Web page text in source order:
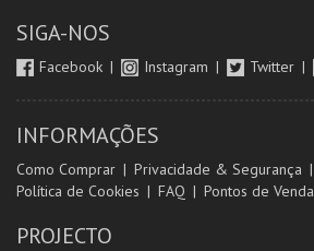
SIGA-NOS
Facebook Instagram Twitter
INFORMAÇÕES
Como Comprar Privacidade & Segurança
Política de Cookies
FAQ Pontos de Venda
PROJECTO